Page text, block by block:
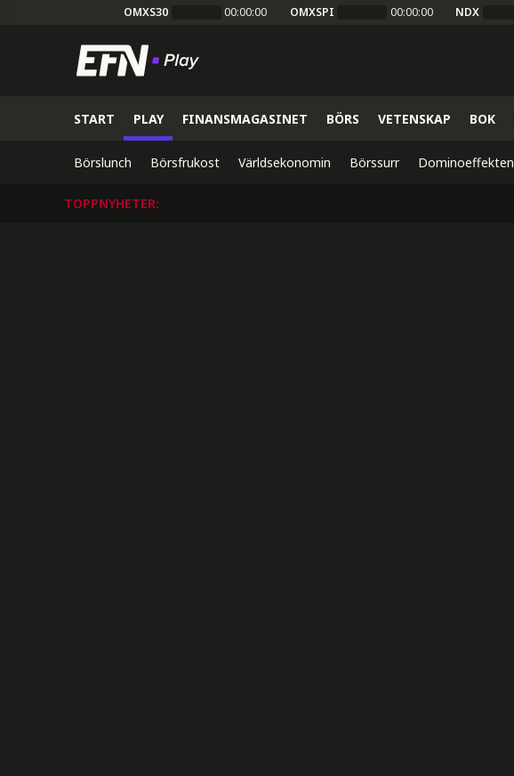
OMXS30 00:00:00 OMXSPI 00:00:00 NDX
START PLAY FINANSMAGASINET BÖRS VETENSKAP BOK
Börslunch Börsfrukost Världsekonomin Börssurr Dominoeffekten
TOPPNYHETER: